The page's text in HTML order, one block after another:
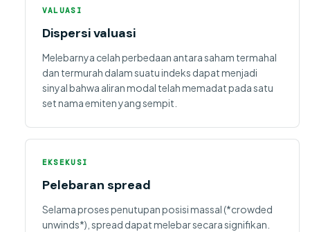
VALUASI
Dispersi valuasi
Melebarnya celah perbedaan antara saham termahal
dan termurah dalam suatu indeks dapat menjadi
sinyal bahwa aliran modal telah memadat pada satu
set nama emiten yang sempit.
EKSEKUSI
Pelebaran spread
Selama proses penutupan posisi massal (*crowded
unwinds*), spread dapat melebar secara signifikan.